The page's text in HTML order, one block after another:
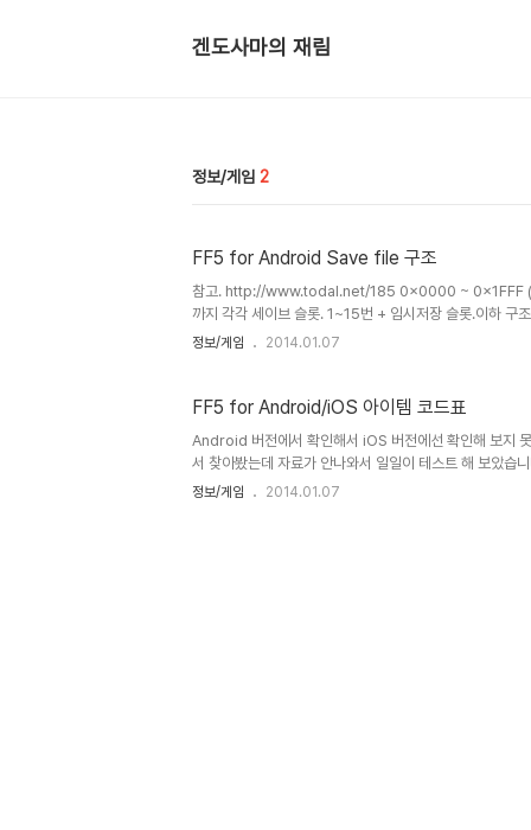
겐도사마의 재림
정보/게임 2
FF5 for Android Save file 구조
참고. http://www.todal.net/185 0x0000 ~
까지 각각 세이브 슬롯. 1~15번 + 임시저장 슬롯.이하 구
0x6000 + 오프셋으로 계산)
정보/게임 2014.01.07
FF5 for Android/iOS 아이템 코드표
Android 버전에서 확인해서 iOS 버전에선 확인해 보지
서 찾아봤는데 자료가 안나와서 일일이 테스트 해 보았
0x05해독제0x06안약0x07금바늘0x08처녀의 키스
정보/게임 2014.01.07